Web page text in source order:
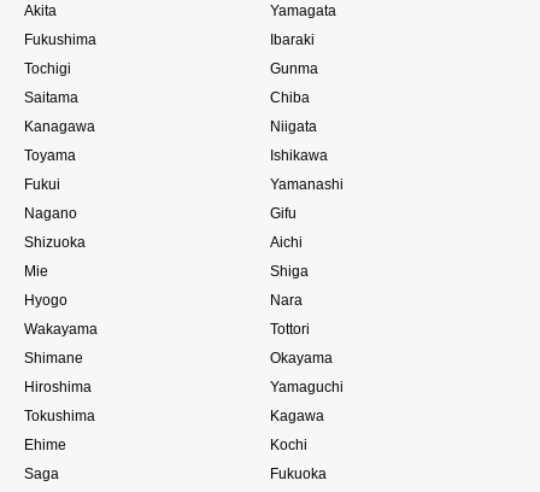
Akita
Yamagata
Fukushima
Ibaraki
Tochigi
Gunma
Saitama
Chiba
Kanagawa
Niigata
Toyama
Ishikawa
Fukui
Yamanashi
Nagano
Gifu
Shizuoka
Aichi
Mie
Shiga
Hyogo
Nara
Wakayama
Tottori
Shimane
Okayama
Hiroshima
Yamaguchi
Tokushima
Kagawa
Ehime
Kochi
Saga
Fukuoka